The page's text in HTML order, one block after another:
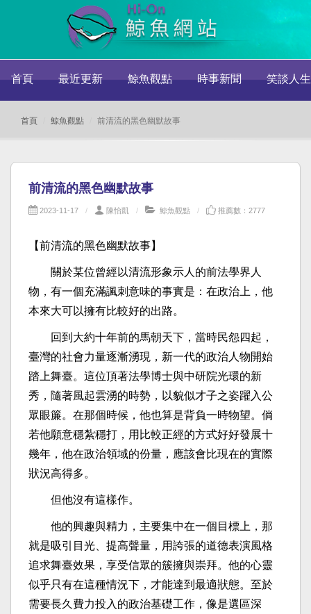
首頁 最近更新 鯨魚觀點 時事新聞 笑談人生
首頁 鯨魚觀點 前清流的黑色幽默故事
前清流的黑色幽默故事
2023-11-17 陳怡凱 鯨魚觀點 推薦數：2777
【前清流的黑色幽默故事】
關於某位曾經以清流形象示人的前法學界人
物，有一個充滿諷刺意味的事實是：在政治上，他
本來大可以擁有比較好的出路。
回到大約十年前的馬朝天下，當時民怨四起，
臺灣的社會力量逐漸湧現，新一代的政治人物開始
踏上舞臺。這位頂著法學博士與中研院光環的新
秀，隨著風起雲湧的時勢，以貌似才子之姿躍入公
眾眼簾。在那個時候，他也算是背負一時物望。倘
若他願意穩紮穩打，用比較正經的方式好好發展十
幾年，他在政治領域的份量，應該會比現在的實際
狀況高得多。
但他沒有這樣作。
他的興趣與精力，主要集中在一個目標上，那
就是吸引目光、提高聲量，用誇張的道德表演風格
追求舞臺效果，享受信眾的簇擁與崇拜。他的心靈
似乎只有在這種情況下，才能達到最適狀態。至於
需要長久費力投入的政治基礎工作，像是選區深